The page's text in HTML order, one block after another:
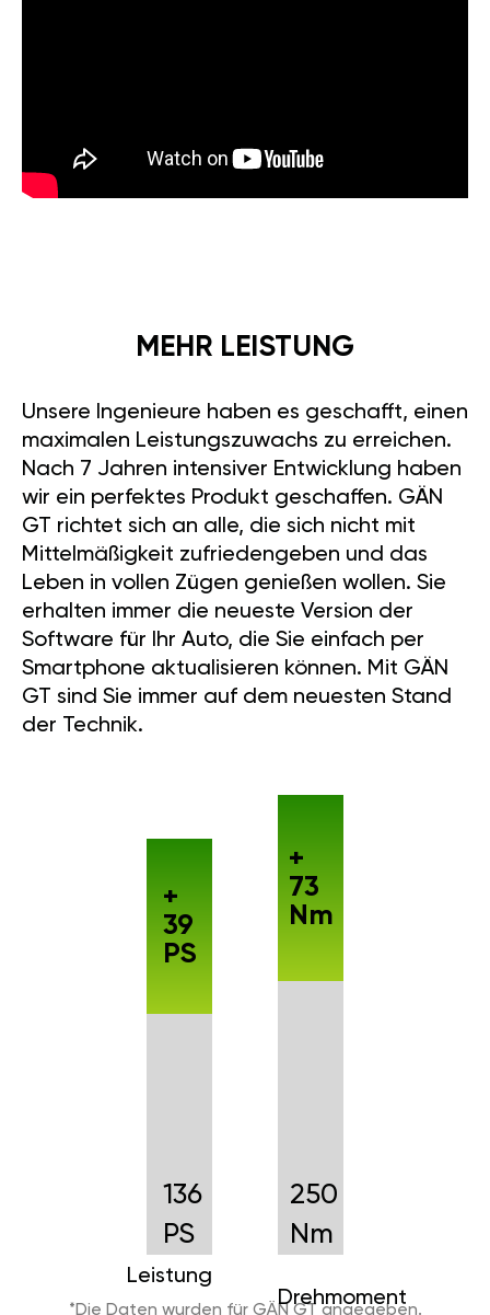
MEHR LEISTUNG
Unsere Ingenieure haben es geschafft, einen
maximalen Leistungszuwachs zu erreichen.
Nach 7 Jahren intensiver Entwicklung haben
wir ein perfektes Produkt geschaffen. GÄN
GT richtet sich an alle, die sich nicht mit
Mittelmäßigkeit zufriedengeben und das
Leben in vollen Zügen genießen wollen. Sie
erhalten immer die neueste Version der
Software für Ihr Auto, die Sie einfach per
Smartphone aktualisieren können. Mit GÄN
GT sind Sie immer auf dem neuesten Stand
der Technik.
136
PS
Leistung
+
39
PS
250
Nm
Drehmoment
+
73
Nm
*Die Daten wurden für GÄN GT angegeben.